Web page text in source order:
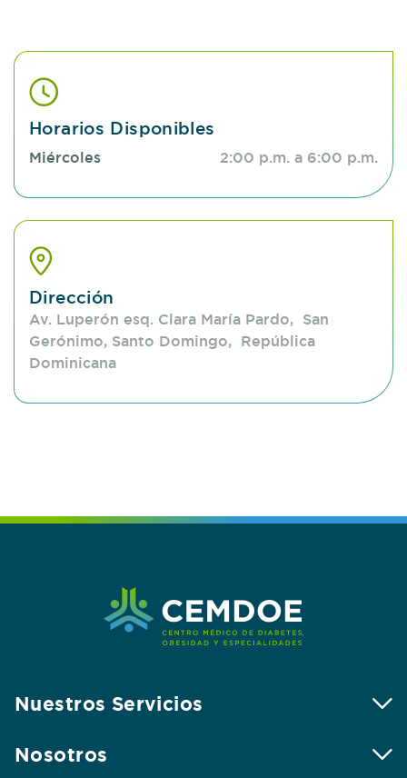
Horarios Disponibles
Miércoles 2:00 p.m. a 6:00 p.m.
Dirección
Av. Luperón esq. Clara María Pardo, San
Gerónimo, Santo Domingo, República
Dominicana
Nuestros Servicios
Nosotros